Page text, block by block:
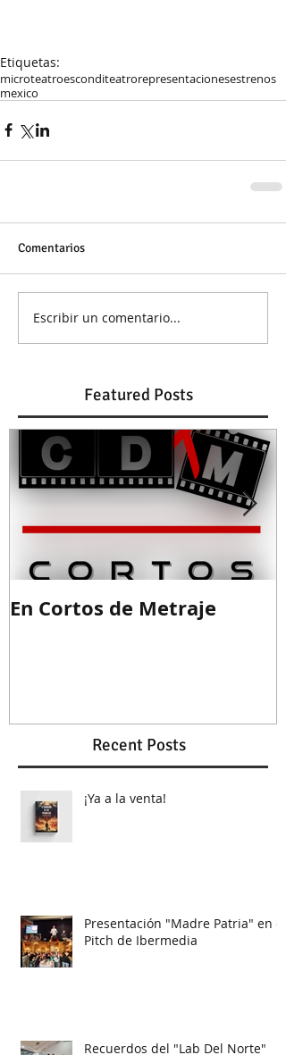
Etiquetas:
microteatroesconditeatrorepresentacionesestrenos
mexico
Comentarios
Escribir un comentario...
Featured Posts
En Cortos de Metraje
Recent Posts
¡Ya a la venta!
Presentación "Madre Patria" en el
Pitch de Ibermedia
Recuerdos del "Lab Del Norte"